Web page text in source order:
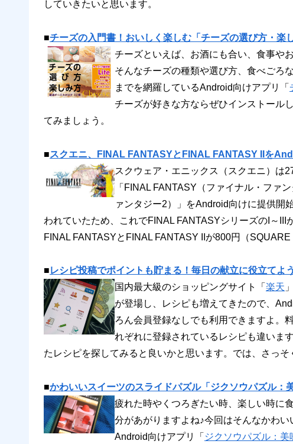
していきたいと思います。
■チーズの入門書！おいしく楽しむ「チーズの選び方・楽
チーズといえば、お酒にも合い、食事や
そんなチーズの種類や選び方、食べごろ
までを網羅しているAndroid向けアプリ「
チーズが好きな方ならぜひインストール
てみましょう。
■スクエニ、FINAL FANTASYとFINAL FANTASY IIを
スクウェア・エニックス（スクエニ）は
「FINAL FANTASY（ファイナル・ファ
ァンタジー2）」をAndroid向けに提供開
われていたため、これでFINAL FANTASYシリーズのI～
FINAL FANTASYとFINAL FANTASY IIが800円（SQUARE
■レシピ投稿でポイントも貯まる！毎日の献立に役立てよ
国内最大級のショッピングサイト「 楽天
が登場し、レシピも増えてきたので、
ろん会員登録なしでも利用できますよ。
れぞれに登録されているレシピも違いま
たレシピを探してみると良いかと思います。では、さっそ
■かわいいスイーツのスライドパズル「ジクソウパズル：
疲れた時やくつろぎたい時、楽しい時に
分があがりますよね♪今回はそんなかわ
Android向けアプリ「 ジクソウパズル：美